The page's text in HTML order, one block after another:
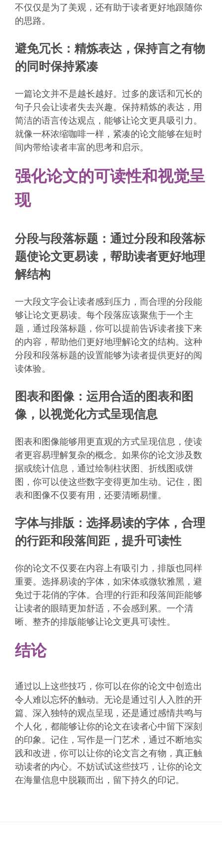
不仅仅是为了美观，还有助于读者更好地跟随你
的思路。
避免冗长：精炼表达，保持言之有物
的同时保持紧凑
一篇论文并不是越长越好。过多的废话和冗长的
句子只会让读者失去兴趣。保持精炼的表达，用
简洁的语言传达观点，能够让论文更具吸引力。
就像一杯浓缩咖啡一样，紧凑的论文能够在短时
间内带给读者丰富的思考和启示。
强化论文的可读性和视觉呈
现
分段与段落标题：通过分段和段落标
题使论文更易读，帮助读者更好地理
解结构
一大段文字会让读者感到压力，而合理的分段能
够让论文更易读。每个段落应该聚焦于一个主
题，通过段落标题，你可以提前告诉读者接下来
的内容，帮助他们更好地理解论文的结构。这种
分段和段落标题的设置能够为读者提供更好的阅
读体验。
图表和图像：运用合适的图表和图
像，以视觉化方式呈现信息
图表和图像能够用更直观的方式呈现信息，使读
者更容易理解复杂的概念。如果你的论文涉及数
据或统计信息，通过绘制柱状图、折线图或饼
图，你可以使这些数字变得更加生动。记住，图
表和图像不仅要有用，还要清晰易懂。
字体与排版：选择易读的字体，合理
的行距和段落间距，提升可读性
你的论文不仅要在内容上有吸引力，排版也同样
重要。选择易读的字体，如宋体或微软雅黑，避
免过于花俏的字体。合理的行距和段落间距能够
让读者的眼睛更加舒适，不会感到累。一个清
晰、整齐的排版能够让论文更具可读性。
结论
通过以上这些技巧，你可以在你的论文中创造出
令人难以忘怀的触动。无论是通过引人入胜的开
篇、深入独特的观点呈现，还是通过感情共鸣与
个人化，都能够让你的论文在读者心中留下深刻
的印象。记住，写作是一门艺术，通过不断地实
践和改进，你可以让你的论文言之有物，真正触
动读者的内心。不妨试试这些技巧，让你的论文
在海量信息中脱颖而出，留下持久的印记。